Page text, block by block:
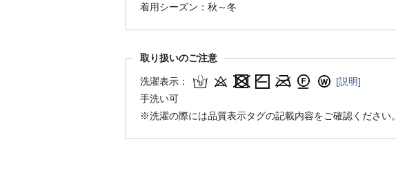
着用シーズン：秋～冬
取り扱いのご注意
洗濯表示：
[説明]
手洗い可
※洗濯の際には品質表示タグの記載内容をご確認ください。